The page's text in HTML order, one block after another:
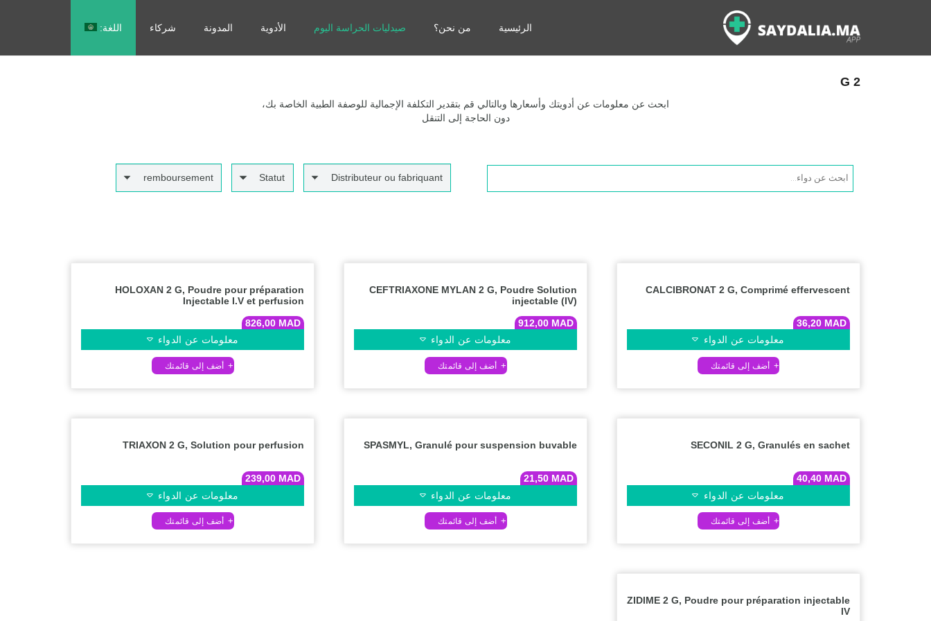
الرئيسية من نحن؟ صيدليات الحراسة اليوم الأدوية المدونة شركاء اللغة:
2 G
ابحث عن معلومات عن أدويتك وأسعارها وبالتالي قم بتقدير التكلفة الإجمالية للوصفة الطبية الخاصة بك،
دون الحاجة إلى التنقل
Products
search
Distributeur ou fabriquant
Statut
remboursement
CALCIBRONAT 2 G, Comprimé effervescent
36,20 MAD
معلومات عن الدواء
CEFTRIAXONE MYLAN 2 G, Poudre Solution
injectable (IV)
912,00 MAD
معلومات عن الدواء
HOLOXAN 2 G, Poudre pour préparation
Injectable I.V et perfusion
826,00 MAD
معلومات عن الدواء
SECONIL 2 G, Granulés en sachet
40,40 MAD
معلومات عن الدواء
SPASMYL, Granulé pour suspension buvable
21,50 MAD
معلومات عن الدواء
TRIAXON 2 G, Solution pour perfusion
239,00 MAD
معلومات عن الدواء
ZIDIME 2 G, Poudre pour préparation injectable
IV